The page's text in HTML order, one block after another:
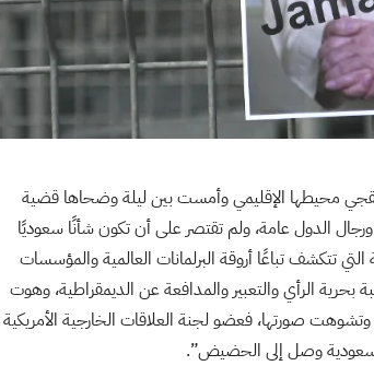
محيطها الإقليمي وأمست بين ليلة وضحاها قضية
الدول عامة، ولم تقتصر على أن تكون شأنًا سعوديًا
تتكشف تباعًا أروقة البرلمانات العالمية والمؤسسات
بحرية الرأي والتعبير والمدافعة عن الديمقراطية، وهوت
وتشوهت صورتها، فعضو لجنة العلاقات الخارجية الأمريكية
وصل إلى الحضيض”.